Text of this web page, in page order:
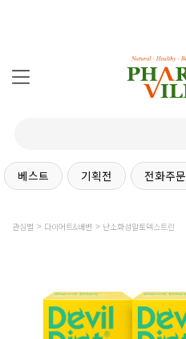
베스트 기획전 전화주문
관심별 다이어트&배변 난소화성말토덱스트린